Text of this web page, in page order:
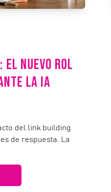
NUEVO ROL
LA IA
del link building
de respuesta. La